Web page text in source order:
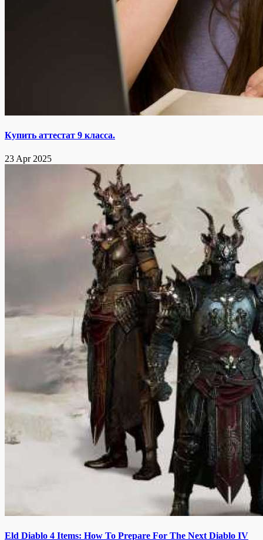
Купить аттестат 9 класса.
23 Apr 2025
Eld Diablo 4 Items: How To Prepare For The Next Diablo IV